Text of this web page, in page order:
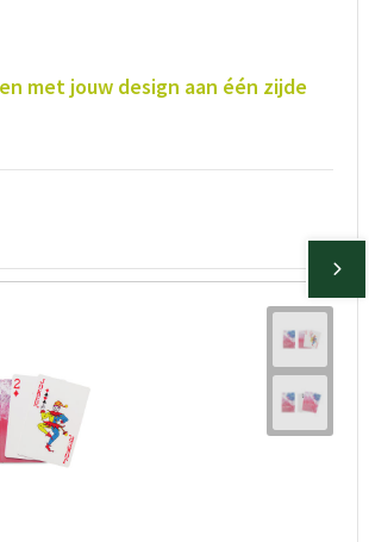
met jouw design aan één zijde